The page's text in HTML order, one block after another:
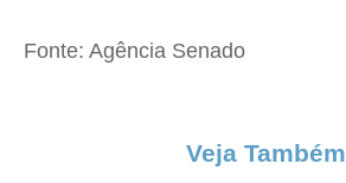
Fonte: Agência Senado
Veja Também